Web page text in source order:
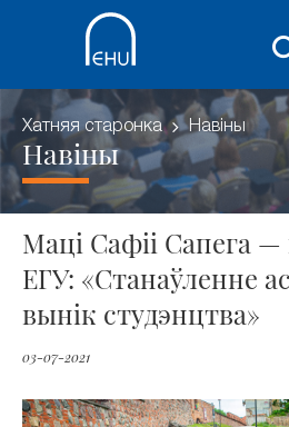
Хатняя старонка Навіны
Навіны
Маці Сафіі Сапега
ЕГУ: «Станаўленне
вынік студэнцтва»
03-07-2021